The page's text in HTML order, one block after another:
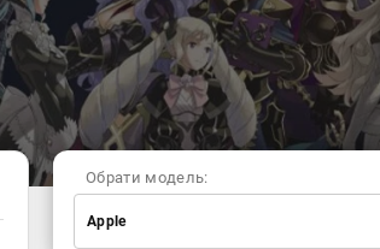
Обрати модель:
Apple